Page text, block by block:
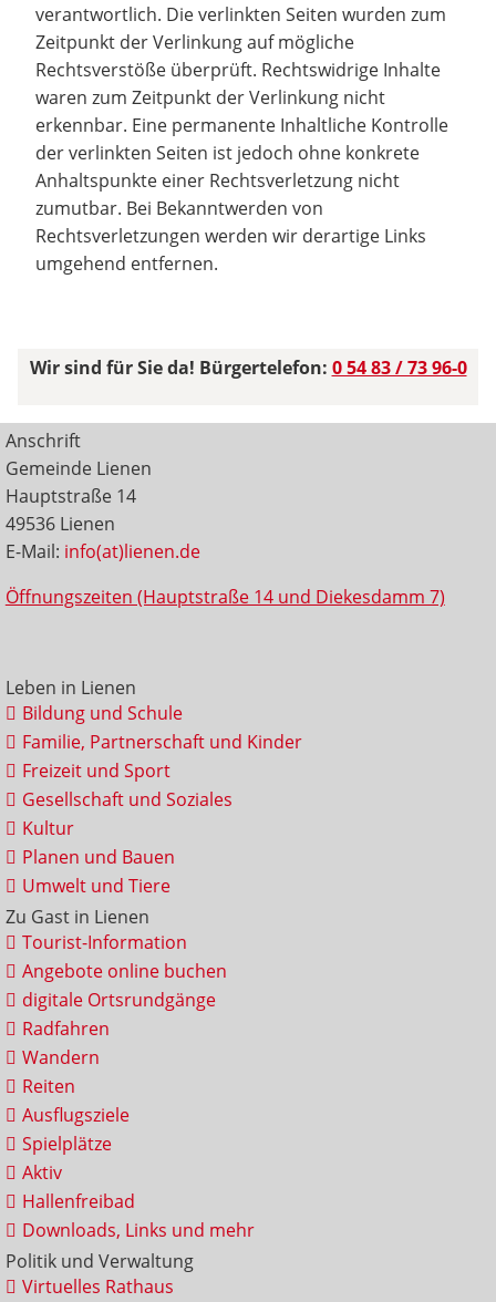
verantwortlich. Die verlinkten Seiten wurden zum
Zeitpunkt der Verlinkung auf mögliche
Rechtsverstöße überprüft. Rechtswidrige Inhalte
waren zum Zeitpunkt der Verlinkung nicht
erkennbar. Eine permanente Inhaltliche Kontrolle
der verlinkten Seiten ist jedoch ohne konkrete
Anhaltspunkte einer Rechtsverletzung nicht
zumutbar. Bei Bekanntwerden von
Rechtsverletzungen werden wir derartige Links
umgehend entfernen.
Wir sind für Sie da! Bürgertelefon: 0 54 83 / 73 96-0
Anschrift
Gemeinde Lienen
Hauptstraße 14
49536 Lienen
E-Mail: info(at)lienen.de
Öffnungszeiten (Hauptstraße 14 und Diekesdamm 7)
Leben in Lienen
Bildung und Schule
Familie, Partnerschaft und Kinder
Freizeit und Sport
Gesellschaft und Soziales
Kultur
Planen und Bauen
Umwelt und Tiere
Zu Gast in Lienen
Tourist-Information
Angebote online buchen
digitale Ortsrundgänge
Radfahren
Wandern
Reiten
Ausflugsziele
Spielplätze
Aktiv
Hallenfreibad
Downloads, Links und mehr
Politik und Verwaltung
Virtuelles Rathaus